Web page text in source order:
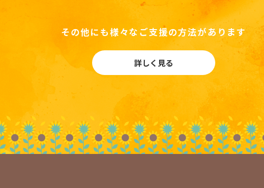
その他にも様々なご支援の方法があります
詳しく見る